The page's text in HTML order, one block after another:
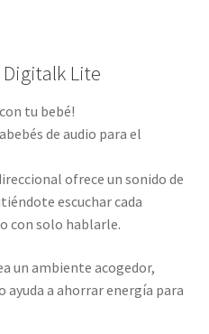
Lite
tu bebé!
de audio para el
ofrece un sonido de
escuchar cada
con solo hablarle.
un ambiente acogedor,
a ahorrar energía para